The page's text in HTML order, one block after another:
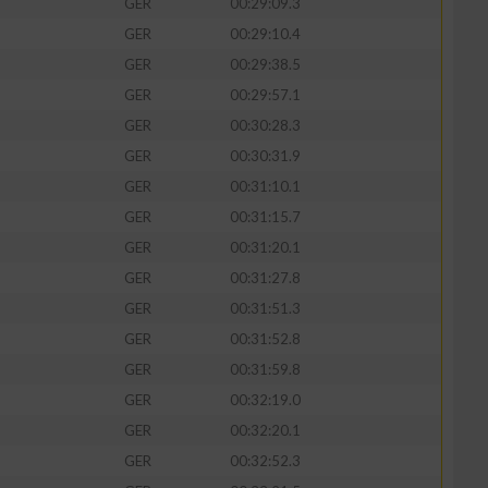
GER
00:29:10.4
GER
00:29:38.5
GER
00:29:57.1
GER
00:30:28.3
GER
00:30:31.9
GER
00:31:10.1
GER
00:31:15.7
GER
00:31:20.1
GER
00:31:27.8
GER
00:31:51.3
GER
00:31:52.8
GER
00:31:59.8
GER
00:32:19.0
GER
00:32:20.1
GER
00:32:52.3